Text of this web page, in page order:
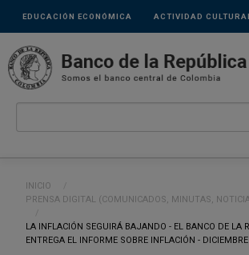
Pasar al contenido principal
Links
secundarios
ACTIVIDAD CULTURAL
EDUCACIÓN ECONÓMICA
Ruta de navegación
INICIO
PRENSA DIGITAL (COMUNICADOS, MINUTAS,
CURRENT:
LA INFLACIÓN SEGUIRÁ BAJANDO - EL BANCO DE LA
ENTREGA EL INFORME SOBRE INFLACIÓN -